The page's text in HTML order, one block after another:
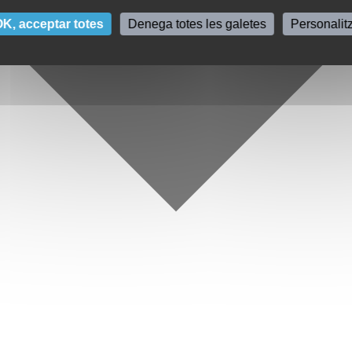
acceptar totes Denega totes les galetes